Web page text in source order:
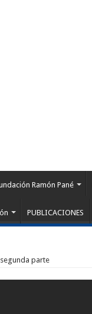
Ramón Pané
PUBLICACIONES
segunda parte